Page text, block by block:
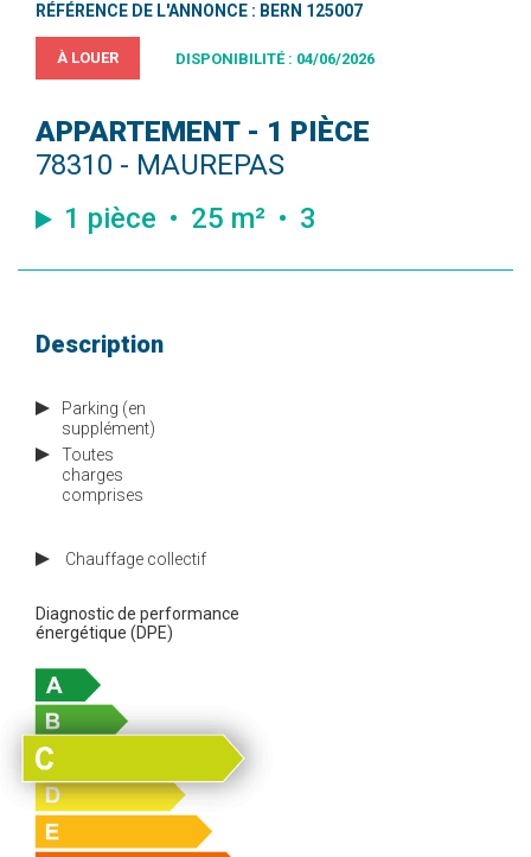
RÉFÉRENCE DE L'ANNONCE : BERN 125007
À LOUER DISPONIBILITÉ : 04/06/2026
APPARTEMENT - 1 PIÈCE
78310 - MAUREPAS
1 pièce
25 m² 3
Description
Parking (en
supplément)
Toutes
charges
comprises
Chauffage collectif
Diagnostic de performance
énergétique (DPE)